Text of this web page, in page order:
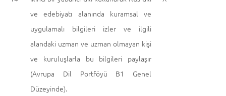
ve edebiyatı alanında kuramsal ve
uygulamalı bilgileri izler ve ilgili
alandaki uzman ve uzman olmayan kişi
ve kuruluşlarla bu bilgileri paylaşır
(Avrupa Dil Portföyü B1 Genel
Düzeyinde).